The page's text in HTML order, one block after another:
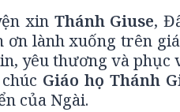
xin Thánh Giuse,
ơn lành xuống trên
yêu thương và phục
Giáo họ Thánh
của Ngài.